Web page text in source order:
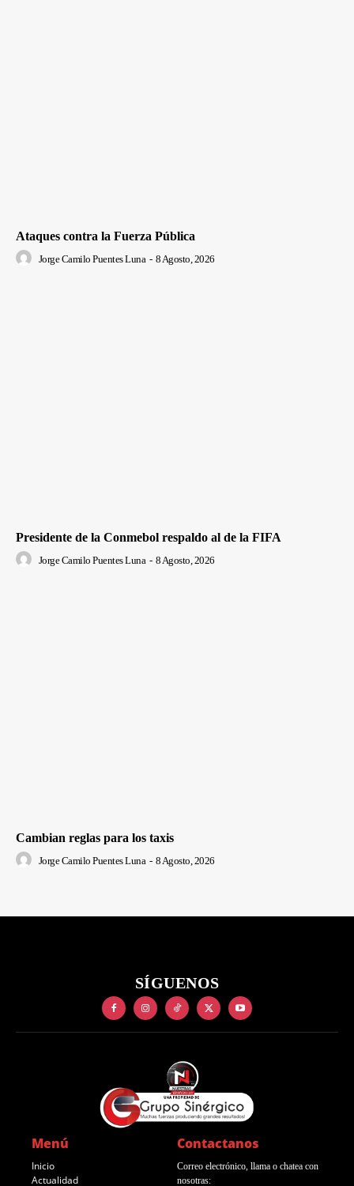
Ataques contra la Fuerza Pública
Jorge Camilo Puentes Luna - 8 Agosto, 2026
Presidente de la Conmebol respaldo al de la FIFA
Jorge Camilo Puentes Luna - 8 Agosto, 2026
Cambian reglas para los taxis
Jorge Camilo Puentes Luna - 8 Agosto, 2026
SÍGUENOS
Menú
Inicio
Actualidad
Contactanos
Correo electrónico, llama o chatea con
nosotras: